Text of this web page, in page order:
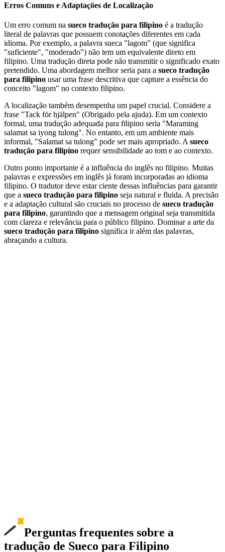
Erros Comuns e Adaptações de Localização
Um erro comum na sueco tradução para filipino é a tradução
literal de palavras que possuem conotações diferentes em cada
idioma. Por exemplo, a palavra sueca "lagom" (que significa
"suficiente", "moderado") não tem um equivalente direto em
filipino. Uma tradução direta pode não transmitir o significado exato
pretendido. Uma abordagem melhor seria para a sueco tradução
para filipino usar uma frase descritiva que capture a essência do
conceito "lagom" no contexto filipino.
A localização também desempenha um papel crucial. Considere a
frase "Tack för hjälpen" (Obrigado pela ajuda). Em um contexto
formal, uma tradução adequada para filipino seria "Maraming
salamat sa iyong tulong". No entanto, em um ambiente mais
informal, "Salamat sa tulong" pode ser mais apropriado. A sueco
tradução para filipino requer sensibilidade ao tom e ao contexto.
Outro ponto importante é a influência do inglês no filipino. Muitas
palavras e expressões em inglês já foram incorporadas ao idioma
filipino. O tradutor deve estar ciente dessas influências para garantir
que a sueco tradução para filipino seja natural e fluida. A precisão
e a adaptação cultural são cruciais no processo de sueco tradução
para filipino, garantindo que a mensagem original seja transmitida
com clareza e relevância para o público filipino. Dominar a arte da
sueco tradução para filipino significa ir além das palavras,
abraçando a cultura.
Perguntas frequentes sobre a
tradução de Sueco para Filipino